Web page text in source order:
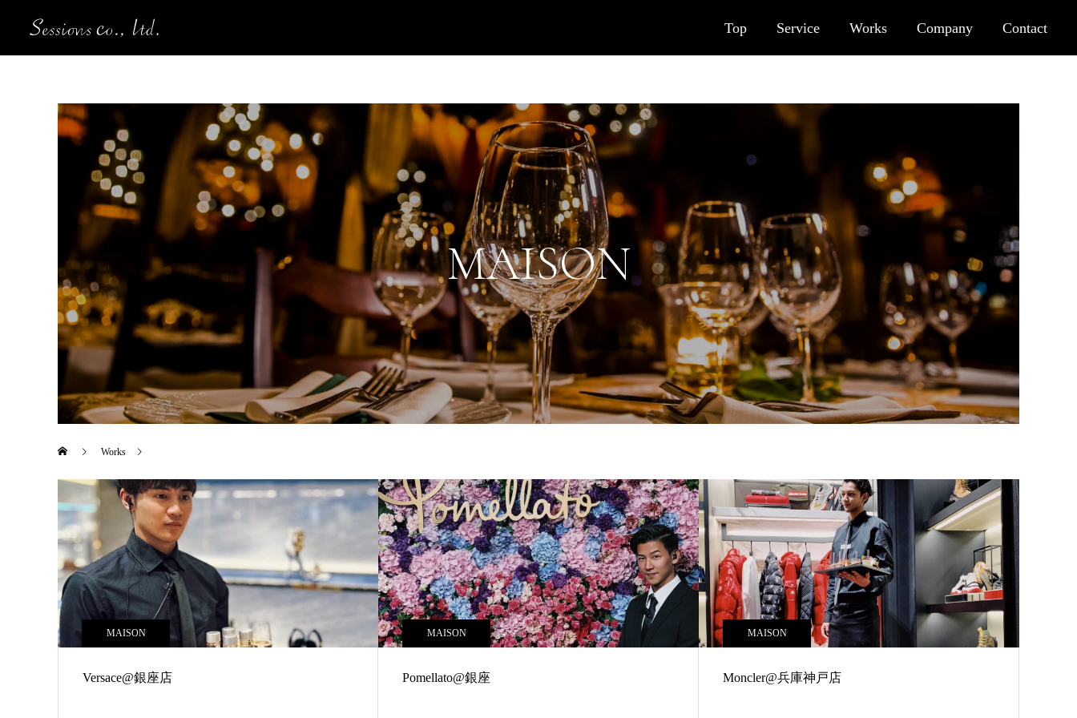
Top Service Works Company Contact
MAISON
Works
MAISON
Versace@銀座店
MAISON
Pomellato@銀座
MAISON
Moncler@兵庫神戸店